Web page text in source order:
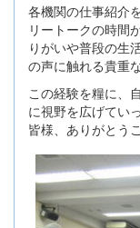
各機関の仕事紹介
リートークの時間
りがいや普段の生
の声に触れる貴重
この経験を糧に、
に視野を広げてい
皆様、ありがとう